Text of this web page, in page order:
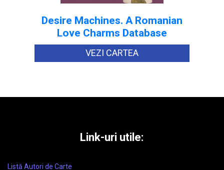
Desire Machines. A Romanian
Love Charms Database
VEZI CARTEA
Link-uri utile:
Listă Autori de Carte